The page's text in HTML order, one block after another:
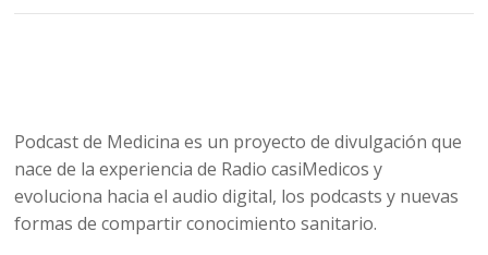
Podcast de Medicina es un proyecto de divulgación que
nace de la experiencia de Radio casiMedicos y
evoluciona hacia el audio digital, los podcasts y nuevas
formas de compartir conocimiento sanitario.